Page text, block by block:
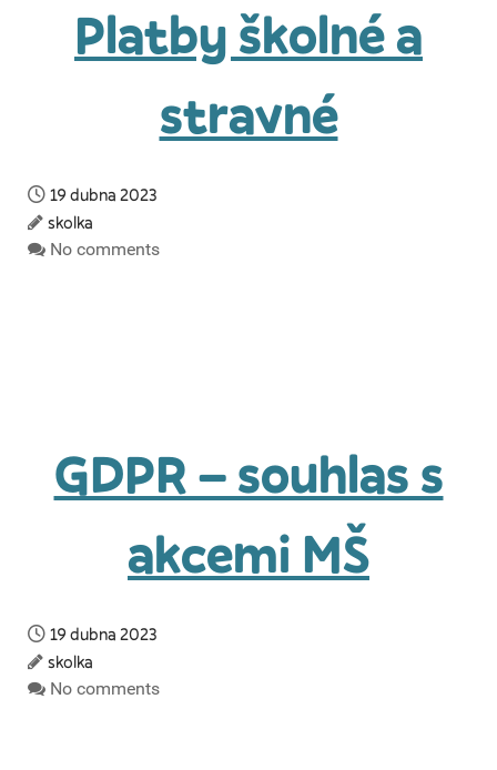
Platby školné a
stravné
19 dubna 2023
skolka
No comments
GDPR – souhlas s
akcemi MŠ
19 dubna 2023
skolka
No comments